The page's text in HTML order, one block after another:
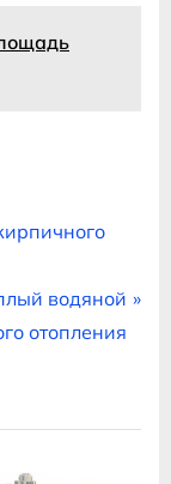
водяной
отопления